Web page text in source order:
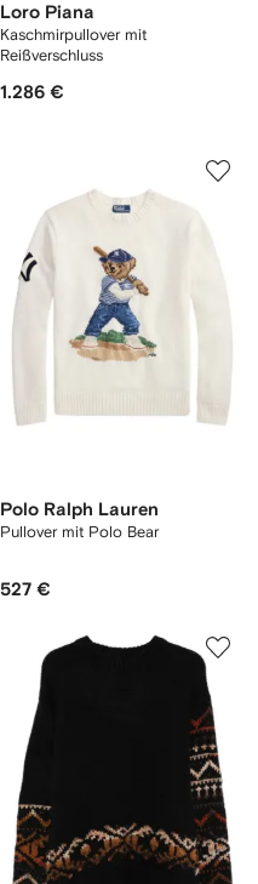
Loro Piana
Kaschmirpullover mit
Reißverschluss
1.286 €
Polo Ralph Lauren
Pullover mit Polo Bear
527 €